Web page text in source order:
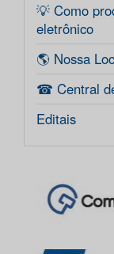
💡 Como
eletrônico
🌎 Nossa
☎ Central
Editais